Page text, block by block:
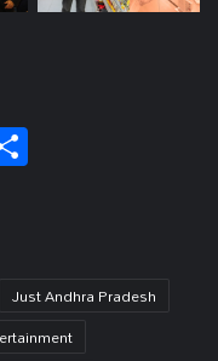
Just Andhra Pradesh